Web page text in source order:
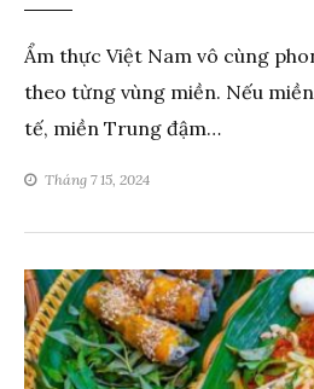
Ẩm thực Việt Nam vô cùng
theo từng vùng miền. Nếu
tế, miền Trung đậm…
Tháng 7 15, 2024